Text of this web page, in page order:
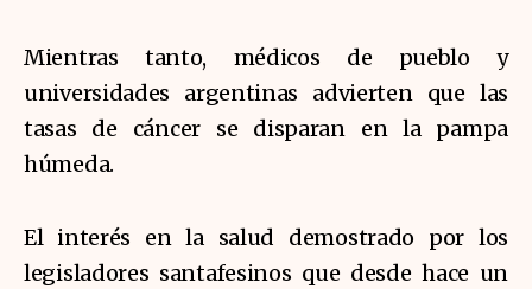
Mientras tanto, médicos de pueblo y
universidades argentinas advierten que las
tasas de cáncer se disparan en la pampa
húmeda.
El interés en la salud demostrado por los
legisladores santafesinos que desde hace un